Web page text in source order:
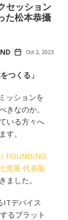
セッション
た松本恭攝
Oct 2, 2023
つくる」
ッションを
きなのか。
いる方々へ
す。
FOUNDING
虎屋 代表取
ました。
ITデバイス
るプラット